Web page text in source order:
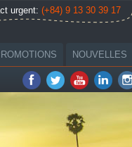
urgent: (+84) 9 13 30 39 17
NOUVELLES